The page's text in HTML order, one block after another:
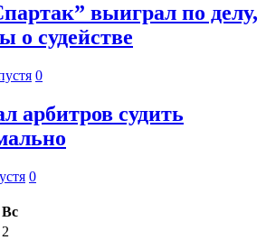
выиграл по делу,
о судействе
0
арбитров судить
0
Вс
2